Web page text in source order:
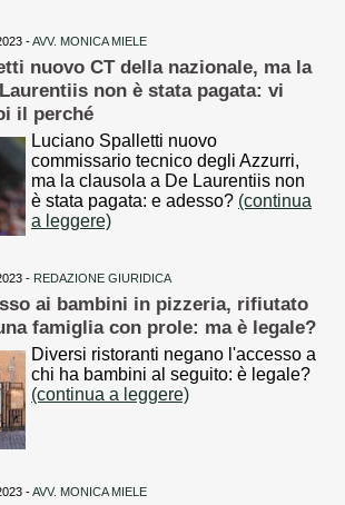
-AVV. MONICA MIELE
nuovo CT della nazionale, ma la
non è stata pagata: vi
il perché
Luciano Spalletti nuovo
commissario tecnico degli Azzurri,
ma la clausola a De Laurentiis non
è stata pagata: e adesso? (continua
a leggere)
- REDAZIONE GIURIDICA
ai bambini in pizzeria, rifiutato
famiglia con prole: ma è legale?
Diversi ristoranti negano l'accesso a
chi ha bambini al seguito: è legale?
(continua a leggere)
-AVV. MONICA MIELE